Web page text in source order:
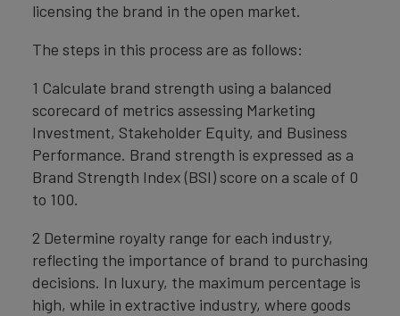
licensing the brand in the open market.
The steps in this process are as follows:
1 Calculate brand strength using a balanced
scorecard of metrics assessing Marketing
Investment, Stakeholder Equity, and Business
Performance. Brand strength is expressed as a
Brand Strength Index (BSI) score on a scale of 0
to 100.
2 Determine royalty range for each industry,
reflecting the importance of brand to purchasing
decisions. In luxury, the maximum percentage is
high, while in extractive industry, where goods